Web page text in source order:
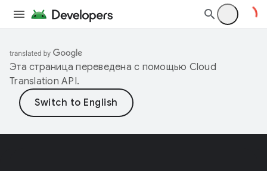
Эта страница переведена с помощью Cloud
Translation API.